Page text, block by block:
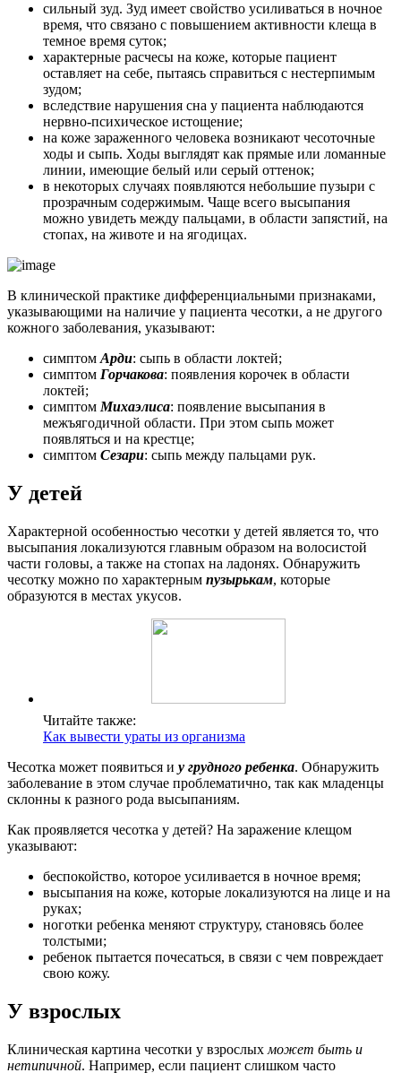
сильный зуд. Зуд имеет свойство усиливаться в ночное
время, что связано с повышением активности клеща в
темное время суток;
характерные расчесы на коже, которые пациент
оставляет на себе, пытаясь справиться с нестерпимым
зудом;
вследствие нарушения сна у пациента наблюдаются
нервно-психическое истощение;
на коже зараженного человека возникают чесоточные
ходы и сыпь. Ходы выглядят как прямые или ломанные
линии, имеющие белый или серый оттенок;
в некоторых случаях появляются небольшие пузыри с
прозрачным содержимым. Чаще всего высыпания
можно увидеть между пальцами, в области запястий, на
стопах, на животе и на ягодицах.
В клинической практике дифференциальными признаками,
указывающими на наличие у пациента чесотки, а не другого
кожного заболевания, указывают:
симптом Арди: сыпь в области локтей;
симптом Горчакова: появления корочек в области
локтей;
симптом Михаэлиса: появление высыпания в
межъягодичной области. При этом сыпь может
появляться и на крестце;
симптом Сезари: сыпь между пальцами рук.
У детей
Характерной особенностью чесотки у детей является то, что
высыпания локализуются главным образом на волосистой
части головы, а также на стопах на ладонях. Обнаружить
чесотку можно по характерным пузырькам, которые
образуются в местах укусов.
Читайте также:
Как вывести ураты из организма
Чесотка может появиться и у грудного ребенка. Обнаружить
заболевание в этом случае проблематично, так как младенцы
склонны к разного рода высыпаниям.
Как проявляется чесотка у детей? На заражение клещом
указывают:
беспокойство, которое усиливается в ночное время;
высыпания на коже, которые локализуются на лице и на
руках;
ноготки ребенка меняют структуру, становясь более
толстыми;
ребенок пытается почесаться, в связи с чем повреждает
свою кожу.
У взрослых
Клиническая картина чесотки у взрослых может быть и
нетипичной. Например, если пациент слишком часто